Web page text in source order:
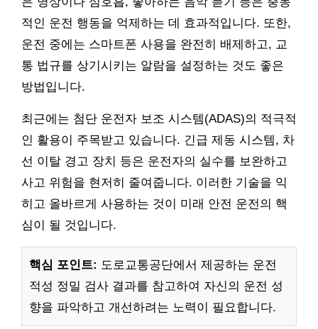
적인 운전 행동을 억제하는 데 효과적입니다. 또한,
운전 중에는 스마트폰 사용을 완전히 배제하고, 교
통 법규를 상기시키는 알람을 설정하는 것도 좋은
방법입니다.
최근에는 첨단 운전자 보조 시스템(ADAS)의 적극적
인 활용이 주목받고 있습니다. 긴급 제동 시스템, 차
선 이탈 경고 장치 등은 운전자의 실수를 보완하고
사고 위험을 현저히 줄여줍니다. 이러한 기술을 익
히고 올바르게 사용하는 것이 미래 안전 운전의 핵
심이 될 것입니다.
핵심 포인트: 도로교통공단에서 제공하는 운전
적성 정밀 검사 결과를 참고하여 자신의 운전 성
향을 파악하고 개선하려는 노력이 필요합니다.